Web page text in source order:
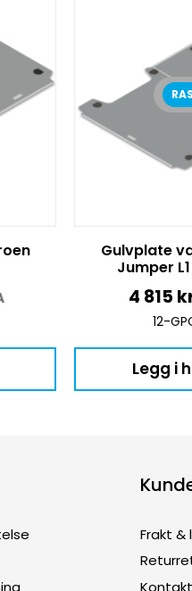
Gulvplate
Jumper
4 815
12-
Legg i
Frakt &